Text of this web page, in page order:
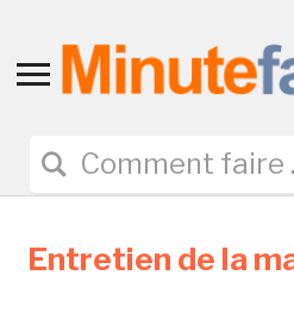
Toggle
navigation
Entretien de la